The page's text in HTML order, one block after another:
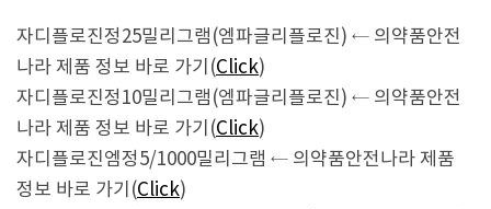
자디플로진정25밀리그램(엠파글리플로진) ← 의약품안전
나라 제품 정보 바로 가기(Click)
자디플로진정10밀리그램(엠파글리플로진) ← 의약품안전
나라 제품 정보 바로 가기(Click)
자디플로진엠정5/1000밀리그램 ← 의약품안전나라 제품
정보 바로 가기(Click)